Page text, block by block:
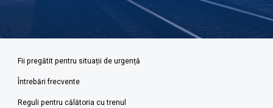
Fii pregătit pentru situații de urgență
Întrebări frecvente
Reguli pentru călătoria cu trenul